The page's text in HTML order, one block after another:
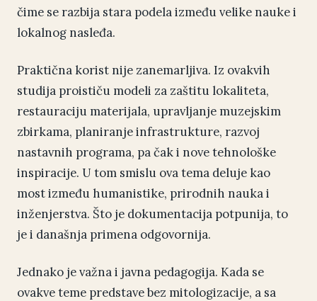
čime se razbija stara podela između velike nauke i
lokalnog nasleđa.
Praktična korist nije zanemarljiva. Iz ovakvih
studija proističu modeli za zaštitu lokaliteta,
restauraciju materijala, upravljanje muzejskim
zbirkama, planiranje infrastrukture, razvoj
nastavnih programa, pa čak i nove tehnološke
inspiracije. U tom smislu ova tema deluje kao
most između humanistike, prirodnih nauka i
inženjerstva. Što je dokumentacija potpunija, to
je i današnja primena odgovornija.
Jednako je važna i javna pedagogija. Kada se
ovakve teme predstave bez mitologizacije, a sa